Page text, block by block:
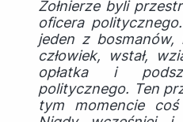
Żołnierze byli
oficera
jeden z bosmanów,
człowiek, wstał,
opłatka i
politycznego. Ten
tym momencie